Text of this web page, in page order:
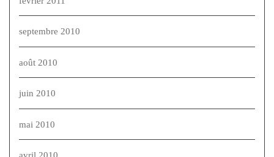
septembre 2010
août 2010
juin 2010
mai 2010